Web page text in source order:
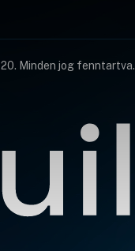
Minden jog fenntartva.